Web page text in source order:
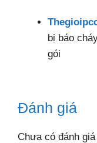
bị báo
gói
Đánh giá
Chưa có đánh giá